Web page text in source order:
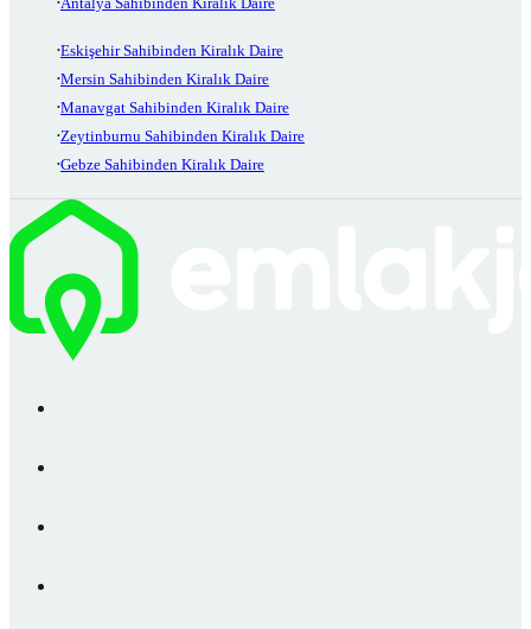
Eskişehir Sahibinden Kiralık Daire
Mersin Sahibinden Kiralık Daire
Manavgat Sahibinden Kiralık Daire
Zeytinburnu Sahibinden Kiralık Daire
Gebze Sahibinden Kiralık Daire